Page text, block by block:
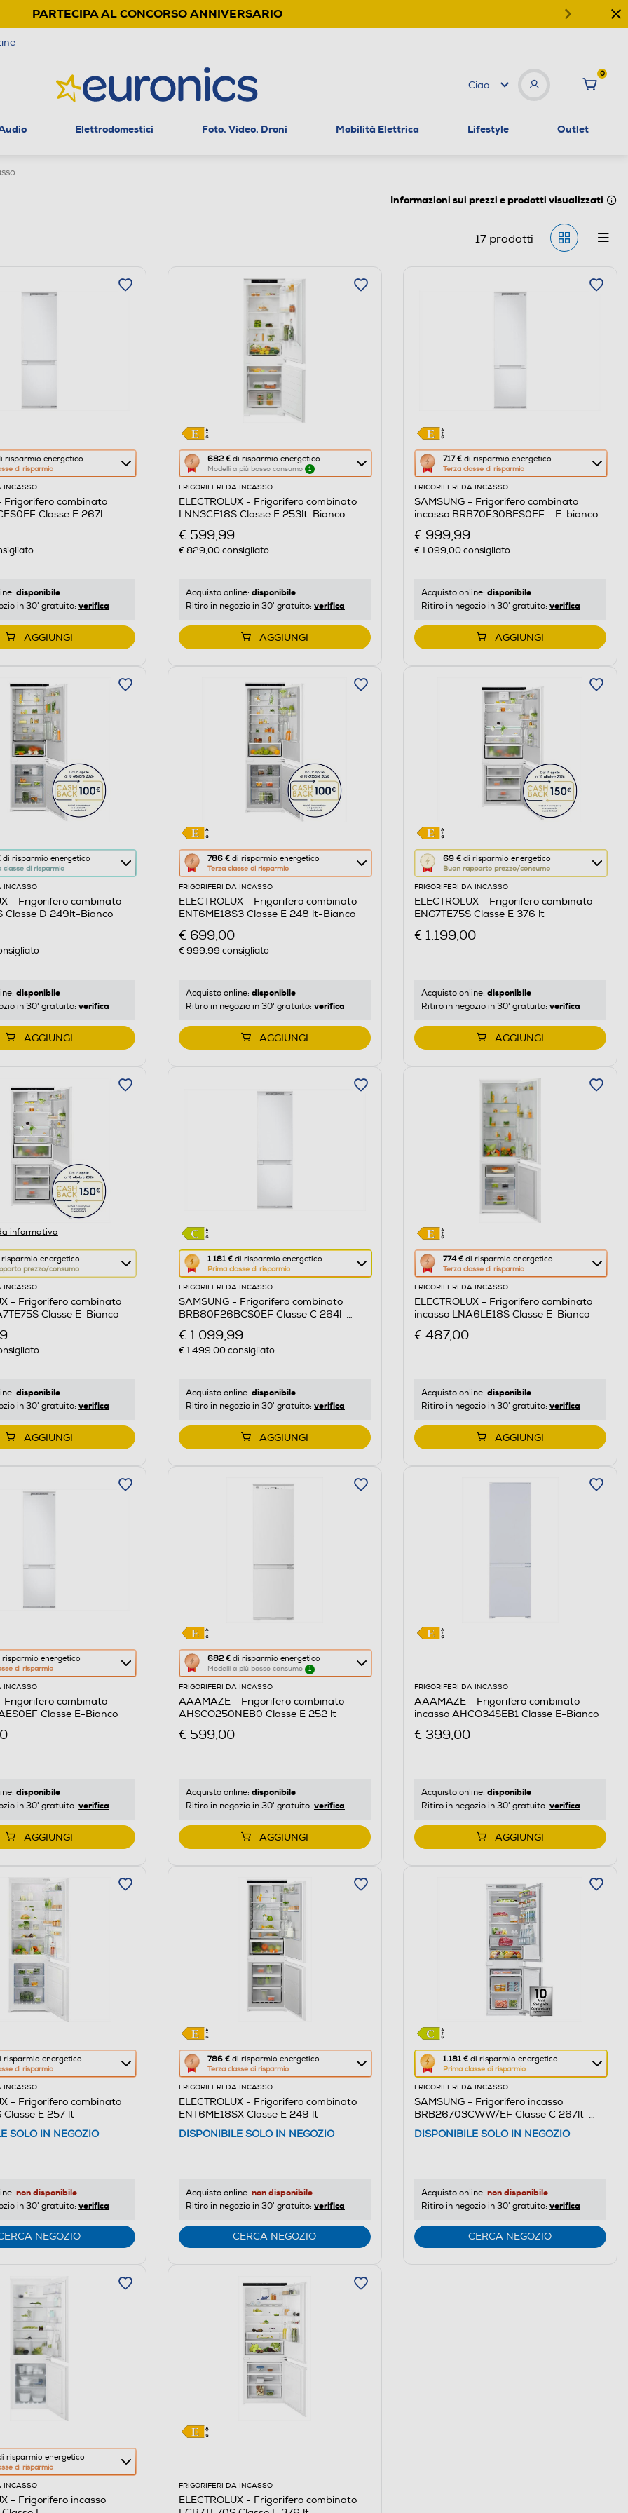
PARTECIPA AL CONCORSO ANNIVERSARIO
Ciao
0
Elettrodomestici Foto, Video, Droni Mobilità Elettrica Lifestyle Outlet
Informazioni sui prezzi e prodotti visualizzati
17prodotti
risparmio energetico
di risparmio
INCASSO
Frigorifero combinato
Classe E 267l-
disponibile
in 30' gratuito: verifica
AGGIUNGI
682 €di risparmio energetico
Modelli a più basso consumo 1
Questa
azione
aprirà
il
di
di
Youreko.
FRIGORIFERI DA INCASSO
ELECTROLUX - Frigorifero combinato
LNN3CE18S Classe E 253lt-Bianco
€ 599,99
€ 829,00consigliato
Acquisto online: disponibile
Ritiro in negozio in 30' gratuito: verifica
AGGIUNGI
717 €di risparmio energetico
Terza classe di risparmio
Questa
azione
aprirà
il
di
di
Youreko.
FRIGORIFERI DA INCASSO
SAMSUNG - Frigorifero combinato
incasso BRB70F30BES0EF - E-bianco
€ 999,99
€ 1.099,00consigliato
Acquisto online: disponibile
Ritiro in negozio in 30' gratuito: verifica
AGGIUNGI
di risparmio energetico
classe di risparmio
INCASSO
- Frigorifero combinato
Classe D 249lt-Bianco
disponibile
in 30' gratuito: verifica
AGGIUNGI
786 €di risparmio energetico
Terza classe di risparmio
Questa
azione
aprirà
il
di
di
Youreko.
FRIGORIFERI DA INCASSO
ELECTROLUX - Frigorifero combinato
ENT6ME18S3 Classe E 248 lt-Bianco
€ 699,00
€ 999,99 consigliato
Acquisto online: disponibile
Ritiro in negozio in 30' gratuito: verifica
AGGIUNGI
69 €di risparmio energetico
Buon rapporto prezzo/consumo
Questa
azione
aprirà
il
di
di
Youreko.
FRIGORIFERI DA INCASSO
ELECTROLUX - Frigorifero combinato
ENG7TE75S Classe E 376 lt
€ 1.199,00
Acquisto online: disponibile
Ritiro in negozio in 30' gratuito: verifica
AGGIUNGI
informativa
risparmio energetico
prezzo/consumo
INCASSO
- Frigorifero combinato
Classe E-Bianco
disponibile
in 30' gratuito: verifica
AGGIUNGI
1.181 €di risparmio energetico
Prima classe di risparmio
Questa
azione
aprirà
il
di
di
Youreko.
FRIGORIFERI DA INCASSO
SAMSUNG - Frigorifero combinato
BRB80F26BCS0EF Classe C 264l-
€ 1.099,99
€ 1.499,00consigliato
Acquisto online: disponibile
Ritiro in negozio in 30' gratuito: verifica
AGGIUNGI
774 €di risparmio energetico
Terza classe di risparmio
Questa
azione
aprirà
il
di
di
Youreko.
FRIGORIFERI DA INCASSO
ELECTROLUX - Frigorifero combinato
incasso LNA6LE18S Classe E-Bianco
€ 487,00
Acquisto online: disponibile
Ritiro in negozio in 30' gratuito: verifica
AGGIUNGI
risparmio energetico
di risparmio
INCASSO
Frigorifero combinato
Classe E-Bianco
disponibile
in 30' gratuito: verifica
AGGIUNGI
682 €di risparmio energetico
Modelli a più basso consumo 1
Questa
azione
aprirà
il
di
di
Youreko.
FRIGORIFERI DA INCASSO
AAAMAZE - Frigorifero combinato
AHSCO250NEB0 Classe E 252 lt
€ 599,00
Acquisto online: disponibile
Ritiro in negozio in 30' gratuito: verifica
AGGIUNGI
FRIGORIFERI DA INCASSO
AAAMAZE - Frigorifero combinato
incasso AHCO34SEB1 Classe E-Bianco
€ 399,00
Acquisto online: disponibile
Ritiro in negozio in 30' gratuito: verifica
AGGIUNGI
risparmio energetico
di risparmio
INCASSO
- Frigorifero combinato
Classe E 257 lt
SOLO IN NEGOZIO
non disponibile
in 30' gratuito: verifica
NEGOZIO
786 €di risparmio energetico
Terza classe di risparmio
Questa
azione
aprirà
il
di
Youreko.
FRIGORIFERI DA INCASSO
ELECTROLUX - Frigorifero combinato
ENT6ME18SX Classe E 249 lt
DISPONIBILE SOLO IN NEGOZIO
Acquisto online: non disponibile
Ritiro in negozio in 30' gratuito: verifica
CERCA NEGOZIO
1.181 €di risparmio energetico
Prima classe di risparmio
Questa
azione
aprirà
il
di
Youreko.
FRIGORIFERI DA INCASSO
SAMSUNG - Frigorifero incasso
BRB26703CWW/EF Classe C 267lt-
Bianco
DISPONIBILE SOLO IN NEGOZIO
Acquisto online: non disponibile
Ritiro in negozio in 30' gratuito: verifica
CERCA NEGOZIO
risparmio energetico
di risparmio
INCASSO
- Frigorifero incasso
FRIGORIFERI DA INCASSO
ELECTROLUX - Frigorifero combinato